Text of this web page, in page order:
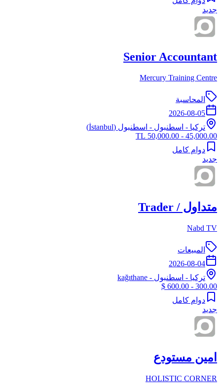
جديد
Senior Accountant
Mercury Training Centre
المحاسبة
2026-08-05
تركيا - اسطنبول - اسطنبول (İstanbul)
45,000.00 - 50,000.00 TL
دوام كامل
جديد
متداول / Trader
Nabd TV
المبيعات
2026-08-04
تركيا - اسطنبول - kağıthane
300.00 - 600.00 $
دوام كامل
جديد
امين مستودع
HOLISTIC CORNER